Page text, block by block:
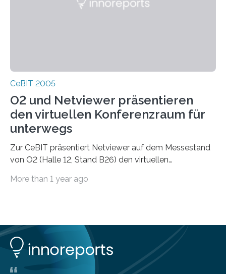
CeBIT 2005
O2 und Netviewer präsentieren
den virtuellen Konferenzraum für
unterwegs
Zur CeBIT präsentiert Netviewer auf dem Messestand
von O2 (Halle 12, Stand B26) den virtuellen
Konferenzdienst von O2 und Netviewer können sich
Dokumente wie zum Beispiel Präsentationen, Verträge,
Kalkulationen, Software-Designs und technische
Zeichnungen gemeinsam in Echtzeit betrachten und
bearbeiten.
More than 1 year ago